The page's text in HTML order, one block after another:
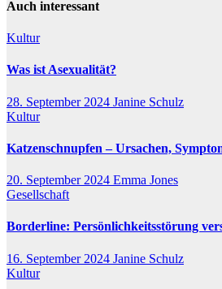
Auch interessant
Kultur
Was ist Asexualität?
28. September 2024 Janine Schulz
Kultur
Katzenschnupfen – Ursachen,
20. September 2024 Emma Jones
Gesellschaft
Borderline: Persönlichkeitsstörung
16. September 2024 Janine Schulz
Kultur